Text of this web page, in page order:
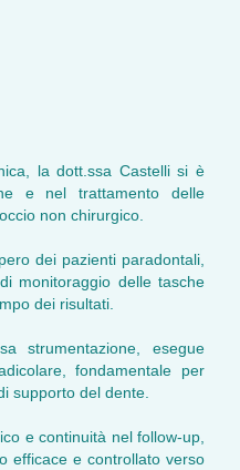
la dott.ssa Castelli si è
e nel trattamento delle
non chirurgico.
dei pazienti paradontali,
monitoraggio delle tasche
dei risultati.
strumentazione, esegue
fondamentale per
supporto del dente.
e continuità nel follow-up,
efficace e controllato verso